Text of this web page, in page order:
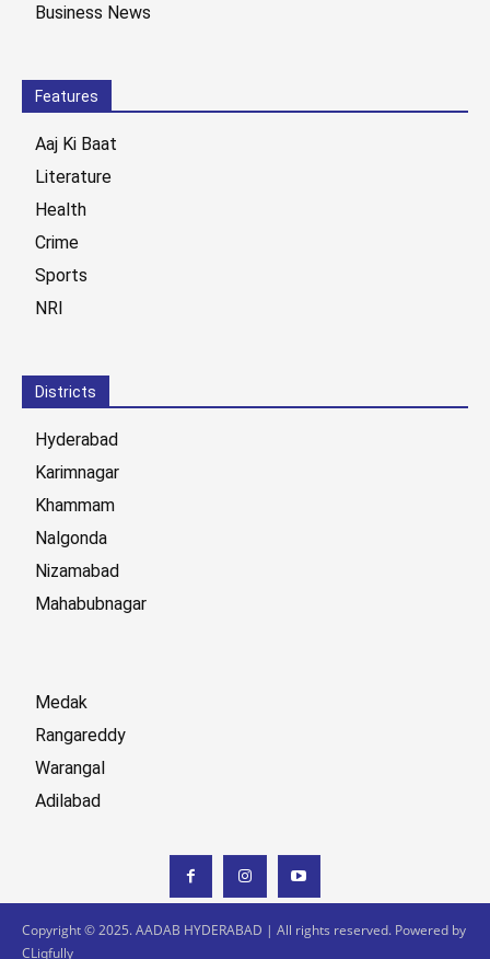
Business News
Features
Aaj Ki Baat
Literature
Health
Crime
Sports
NRI
Districts
Hyderabad
Karimnagar
Khammam
Nalgonda
Nizamabad
Mahabubnagar
Medak
Rangareddy
Warangal
Adilabad
Copyright © 2025. AADAB HYDERABAD | All rights reserved. Powered by
CLiqfully